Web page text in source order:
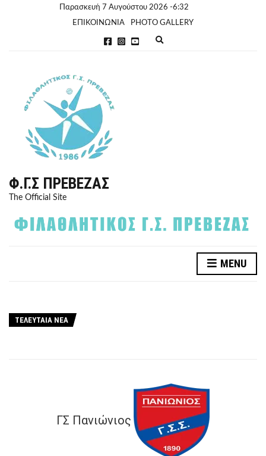
Παρασκευή 7 Αυγούστου 2026 -6:32
ΕΠΙΚΟΙΝΩΝΙΑ
PHOTO GALLERY
Φ.Γ.Σ ΠΡΈΒΕΖΑΣ
The Official Site
MENU
ΤΕΛΕΥΤΑΙΑ ΝΕΑ
ΓΣ Πανιώνιος